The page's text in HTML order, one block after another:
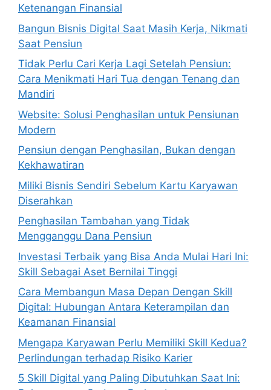
Ketenangan Finansial
Bangun Bisnis Digital Saat Masih Kerja, Nikmati
Saat Pensiun
Tidak Perlu Cari Kerja Lagi Setelah Pensiun:
Cara Menikmati Hari Tua dengan Tenang dan
Mandiri
Website: Solusi Penghasilan untuk Pensiunan
Modern
Pensiun dengan Penghasilan, Bukan dengan
Kekhawatiran
Miliki Bisnis Sendiri Sebelum Kartu Karyawan
Diserahkan
Penghasilan Tambahan yang Tidak
Mengganggu Dana Pensiun
Investasi Terbaik yang Bisa Anda Mulai Hari Ini:
Skill Sebagai Aset Bernilai Tinggi
Cara Membangun Masa Depan Dengan Skill
Digital: Hubungan Antara Keterampilan dan
Keamanan Finansial
Mengapa Karyawan Perlu Memiliki Skill Kedua?
Perlindungan terhadap Risiko Karier
5 Skill Digital yang Paling Dibutuhkan Saat Ini: